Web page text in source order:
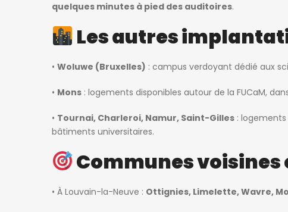
quelques minutes à pied des auditoires.
Les autres
• Woluwe (Bruxelles) : campus verdoyant dédié aux
• Mons : logements disponibles autour de la FUCaM,
• Tournai, Charleroi, Namur, Saint-Gilles :
bâtiments universitaires.
Communes
• À Louvain-la-Neuve : Ottignies, Limelette, Wavre,